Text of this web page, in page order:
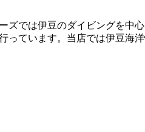
ズでは伊豆のダイビングを中
っています。当店では伊豆海